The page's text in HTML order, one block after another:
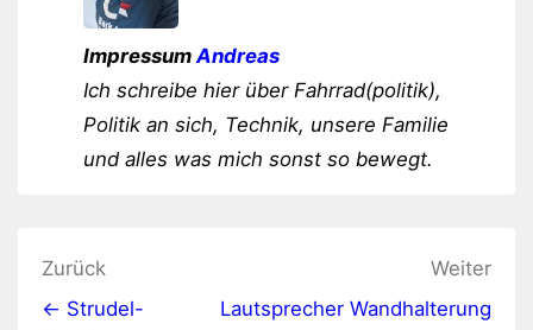
ImpressumAndreas
Ich schreibe hier über Fahrrad(politik),
Politik an sich, Technik, unsere Familie
und alles was mich sonst so bewegt.
Beitragsnavigation
Zurück
← Strudel-
Weiter
Lautsprecher Wandhalterung